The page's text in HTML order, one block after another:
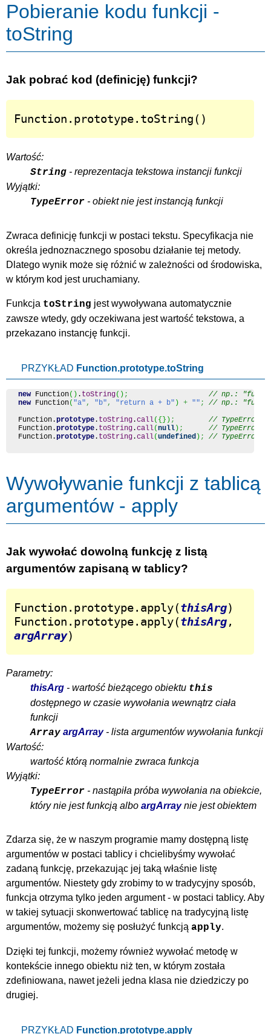
Pobieranie kodu funkcji -
toString
Jak pobrać kod (definicję) funkcji?
Function.prototype.toString()
Wartość:
String - reprezentacja tekstowa instancji funkcji
Wyjątki:
TypeError - obiekt nie jest instancją funkcji
Zwraca definicję funkcji w postaci tekstu. Specyfikacja nie
określa jednoznacznego sposobu działanie tej metody.
Dlatego wynik może się różnić w zależności od środowiska,
w którym kod jest uruchamiany.
Funkcja toString jest wywoływana automatycznie
zawsze wtedy, gdy oczekiwana jest wartość tekstowa, a
przekazano instancję funkcji.
PRZYKŁAD Function.prototype.toString
new Function( ) . toString( ) ;
// np.:
new Function( "a" , "b" , "return a + b" ) + "" ;
// np.:
Function .prototype . toString .call( {} ) ;
// TypeError
Function .prototype . toString .call(null) ;
// TypeError
Function .prototype . toString .call(undefined ) ; // TypeError
Wywoływanie funkcji z tablicą
argumentów - apply
Jak wywołać dowolną funkcję z listą
argumentów zapisaną w tablicy?
Function.prototype.apply(thisArg)
Function.prototype.apply(thisArg
argArray)
Parametry:
thisArg - wartość bieżącego obiektu this
dostępnego w czasie wywołania wewnątrz ciała
funkcji
Array argArray- lista argumentów wywołania funkcji
Wartość:
wartość którą normalnie zwraca funkcja
Wyjątki:
TypeError - nastąpiła próba wywołania na obiekcie,
który nie jest funkcją albo argArraynie jest obiektem
Zdarza się, że w naszym programie mamy dostępną listę
argumentów w postaci tablicy i chcielibyśmy wywołać
zadaną funkcję, przekazując jej taką właśnie listę
argumentów. Niestety gdy zrobimy to w tradycyjny sposób,
funkcja otrzyma tylko jeden argument - w postaci tablicy. Aby
w takiej sytuacji skonwertować tablicę na tradycyjną listę
argumentów, możemy się posłużyć funkcją apply.
Dzięki tej funkcji, możemy również wywołać metodę w
kontekście innego obiektu niż ten, w którym została
zdefiniowana, nawet jeżeli jedna klasa nie dziedziczy po
drugiej.
PRZYKŁAD Function.prototype.apply